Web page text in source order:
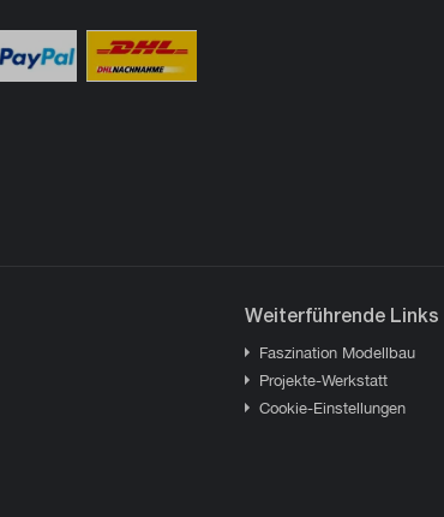
Weiterführende Links
Faszination Modellbau
Projekte-Werkstatt
Cookie-Einstellungen